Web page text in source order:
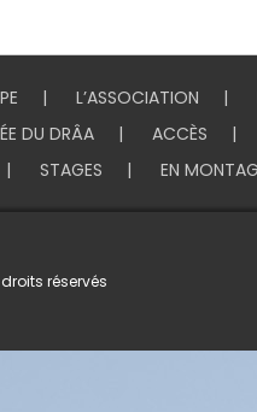
L’ASSOCIATION
DU DRÂA
ACCÈS
STAGES EN
réservés